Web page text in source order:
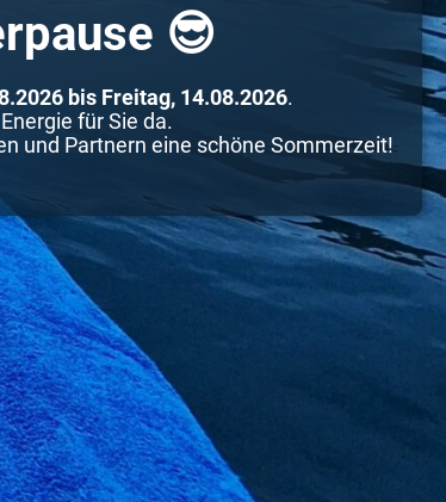
😎
bis Freitag, 14.08.2026.
für Sie da.
und Partnern eine schöne Sommerzeit!